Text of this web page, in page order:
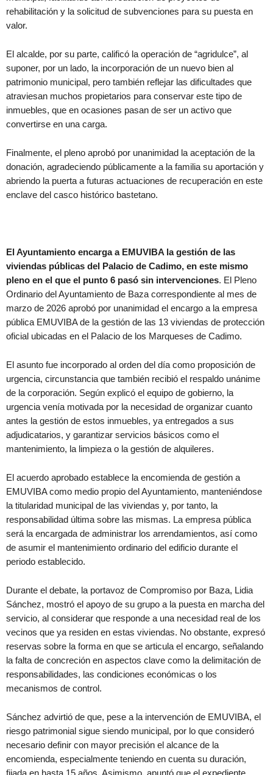
rehabilitación y la solicitud de subvenciones para su puesta en
valor.
El alcalde, por su parte, calificó la operación de “agridulce”, al
suponer, por un lado, la incorporación de un nuevo bien al
patrimonio municipal, pero también reflejar las dificultades que
atraviesan muchos propietarios para conservar este tipo de
inmuebles, que en ocasiones pasan de ser un activo que
convertirse en una carga.
Finalmente, el pleno aprobó por unanimidad la aceptación de la
donación, agradeciendo públicamente a la familia su aportación y
abriendo la puerta a futuras actuaciones de recuperación en este
enclave del casco histórico bastetano.
El Ayuntamiento encarga a EMUVIBA la gestión de las
viviendas públicas del Palacio de Cadimo, en este mismo
pleno en el que el punto 6 pasó sin intervenciones. El Pleno
Ordinario del Ayuntamiento de Baza correspondiente al mes de
marzo de 2026 aprobó por unanimidad el encargo a la empresa
pública EMUVIBA de la gestión de las 13 viviendas de protección
oficial ubicadas en el Palacio de los Marqueses de Cadimo.
El asunto fue incorporado al orden del día como proposición de
urgencia, circunstancia que también recibió el respaldo unánime
de la corporación. Según explicó el equipo de gobierno, la
urgencia venía motivada por la necesidad de organizar cuanto
antes la gestión de estos inmuebles, ya entregados a sus
adjudicatarios, y garantizar servicios básicos como el
mantenimiento, la limpieza o la gestión de alquileres.
El acuerdo aprobado establece la encomienda de gestión a
EMUVIBA como medio propio del Ayuntamiento, manteniéndose
la titularidad municipal de las viviendas y, por tanto, la
responsabilidad última sobre las mismas. La empresa pública
será la encargada de administrar los arrendamientos, así como
de asumir el mantenimiento ordinario del edificio durante el
periodo establecido.
Durante el debate, la portavoz de Compromiso por Baza, Lidia
Sánchez, mostró el apoyo de su grupo a la puesta en marcha del
servicio, al considerar que responde a una necesidad real de los
vecinos que ya residen en estas viviendas. No obstante, expresó
reservas sobre la forma en que se articula el encargo, señalando
la falta de concreción en aspectos clave como la delimitación de
responsabilidades, las condiciones económicas o los
mecanismos de control.
Sánchez advirtió de que, pese a la intervención de EMUVIBA, el
riesgo patrimonial sigue siendo municipal, por lo que consideró
necesario definir con mayor precisión el alcance de la
encomienda, especialmente teniendo en cuenta su duración,
fijada en hasta 15 años. Asimismo, apuntó que el expediente